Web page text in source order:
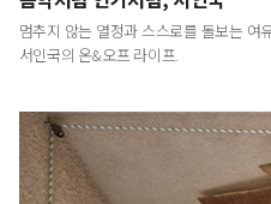
멈추지 않는 열정과 스스로를 돌보는 여
서인국의 온&오프 라이프.